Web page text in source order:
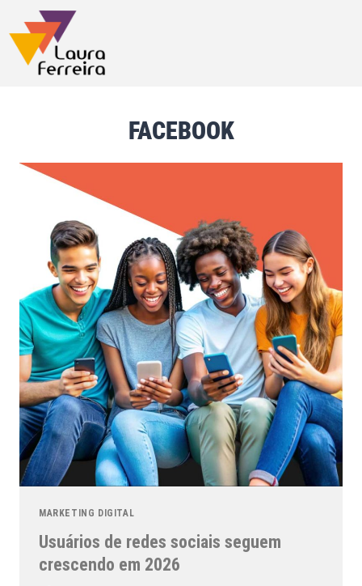
FACEBOOK
MARKETING DIGITAL
Usuários de redes sociais seguem
crescendo em 2026